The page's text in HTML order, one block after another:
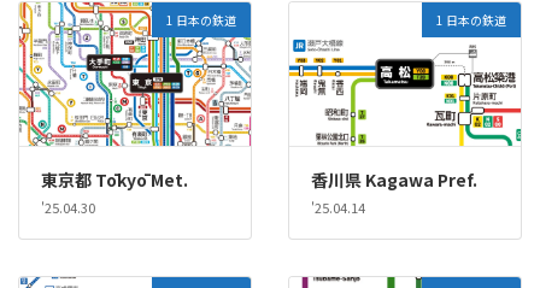
1 日本の鉄道
東京都 Tōkyō Met.
'25.04.30
1 日本の鉄道
香川県 Kagawa Pref.
'25.04.14